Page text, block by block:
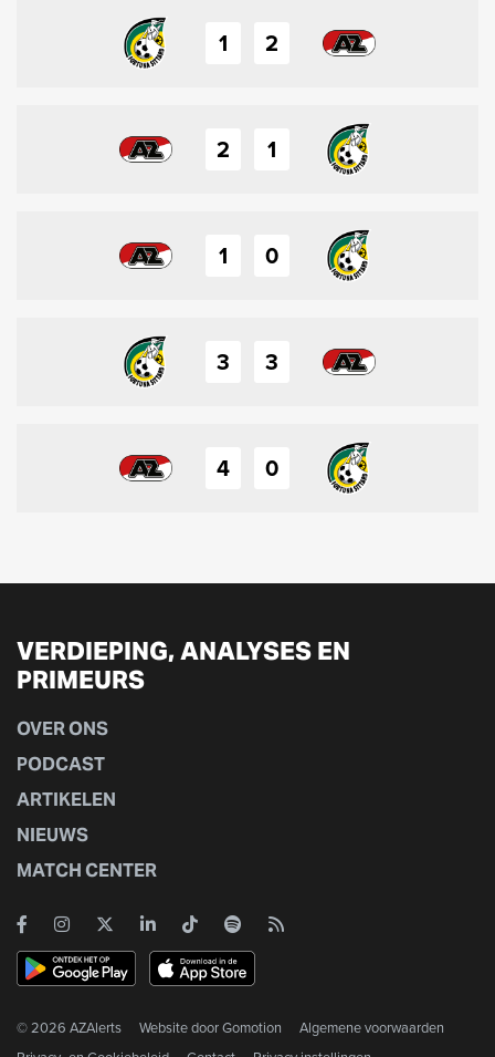
1 2
2 1
1 0
3 3
4 0
VERDIEPING, ANALYSES EN
PRIMEURS
OVER ONS
PODCAST
ARTIKELEN
NIEUWS
MATCH CENTER
© 2026 AZAlerts Website doorGomotion
Algemene voorwaarden